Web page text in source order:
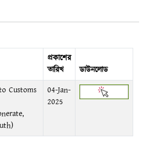
প্রকাশের
তারিখ
ডাউনলোড
Customs
04-Jan-
2025